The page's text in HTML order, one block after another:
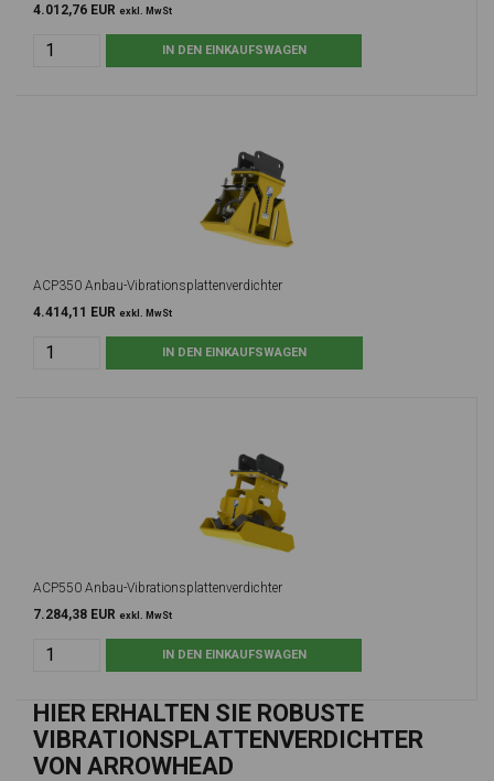
4.012,76 EUR exkl. MwSt
ACP350 Anbau-Vibrationsplattenverdichter
4.414,11 EUR exkl. MwSt
ACP550 Anbau-Vibrationsplattenverdichter
7.284,38 EUR exkl. MwSt
HIER ERHALTEN SIE ROBUSTE
VIBRATIONSPLATTENVERDICHTER
VON ARROWHEAD